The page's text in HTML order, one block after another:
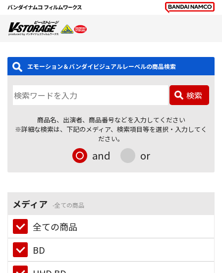
エモーション＆バンダイビジュアルレーベルの商品検索
検索
商品名、出演者、商品番号などを入力してください
※詳細な検索は、下記のメディア、検索項目等を選択・入力してく
ださい。
and or
メディア 全ての商品
全ての商品
BD